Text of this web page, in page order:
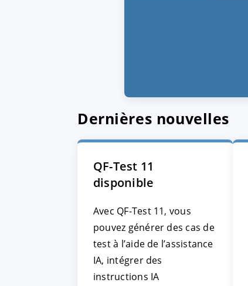
Dernières nouvelles
QF-Test 11
disponible
Avec QF-Test 11, vous
pouvez générer des cas de
test à l’aide de l’assistance
IA, intégrer des
instructions IA